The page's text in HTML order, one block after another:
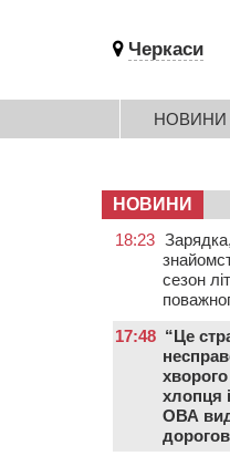
Черкаси
НОВИНИ
НОВИНИ
18:23
сезон
17:48 “Це
хлопця
ОВА